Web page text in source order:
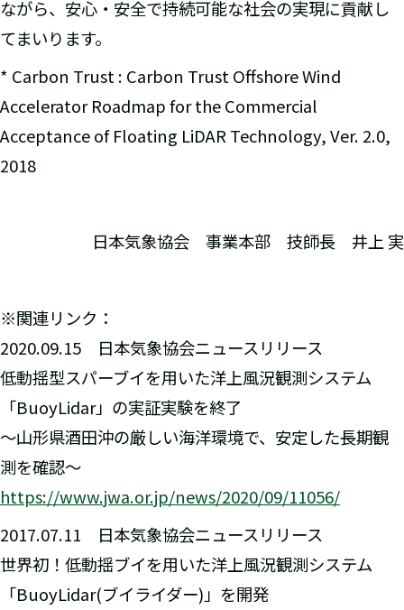
ながら、安心・安全で持続可能な社会の実現に貢献し
てまいります。
* Carbon Trust : Carbon Trust Offshore Wind
Accelerator Roadmap for the Commercial
Acceptance of Floating LiDAR Technology, Ver. 2.0,
2018
日本気象協会 事業本部 技師長 井上 実
※関連リンク：
2020.09.15 日本気象協会ニュースリリース
低動揺型スパーブイを用いた洋上風況観測システム
「BuoyLidar」の実証実験を終了
～山形県酒田沖の厳しい海洋環境で、安定した長期観
測を確認～
https://www.jwa.or.jp/news/2020/09/11056/
2017.07.11 日本気象協会ニュースリリース
世界初！低動揺ブイを用いた洋上風況観測システム
「BuoyLidar(ブイライダー)」を開発